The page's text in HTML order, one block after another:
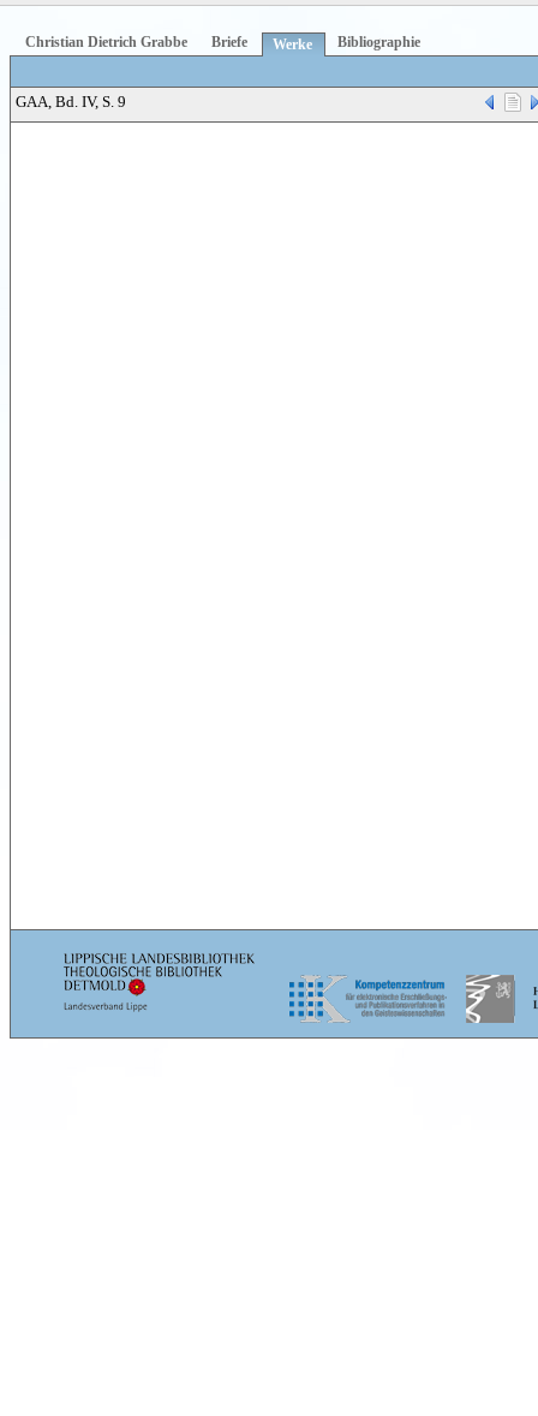
Christian Dietrich Grabbe Briefe Werke Bibliographie
GAA, Bd. IV, S. 9